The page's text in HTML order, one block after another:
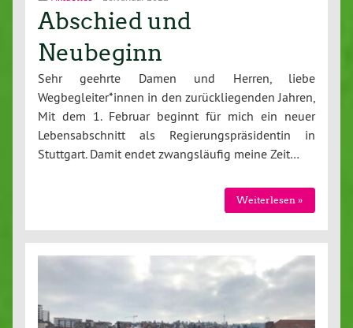
Abschied und
Neubeginn
Sehr geehrte Damen und Herren, liebe
Wegbegleiter*innen in den zurückliegenden Jahren,
Mit dem 1. Februar beginnt für mich ein neuer
Lebensabschnitt als Regierungspräsidentin in
Stuttgart. Damit endet zwangsläufig meine Zeit…
Weiterlesen »